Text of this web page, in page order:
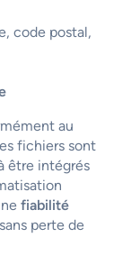
code postal,
au
fichiers sont
être intégrés
fiabilité
perte de